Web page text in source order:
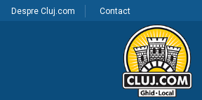
Despre Cluj.com Contact